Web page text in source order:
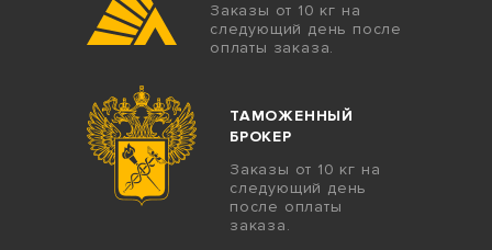
Заказы от 10 кг на
следующий день после
оплаты заказа.
ТАМОЖЕННЫЙ
БРОКЕР
Заказы от 10 кг на
следующий день
после оплаты
заказа.